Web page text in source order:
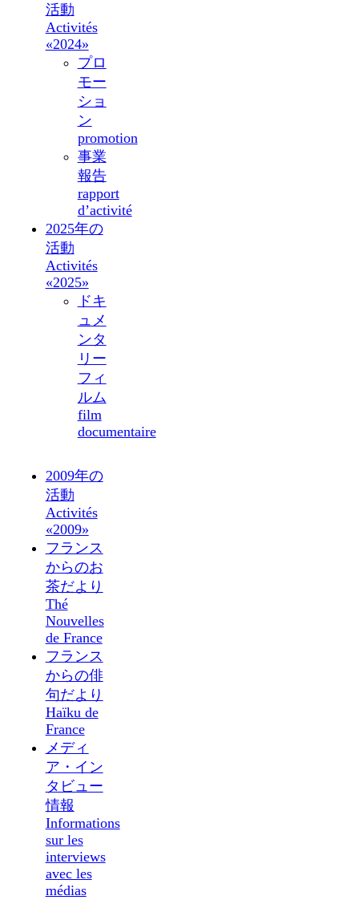
活動
Activités
«2024»
プロ
モー
ショ
ン
promotion
事業
報告
rapport
d’activité
2025年の
活動
Activités
«2025»
ドキ
ュメ
ンタ
リー
フィ
ルム
film
documentaire
2009年の
活動
Activités
«2009»
フランス
からのお
茶だより
Thé
Nouvelles
de France
フランス
からの俳
句だより
Haïku de
France
メディ
ア・イン
タビュー
情報
Informations
sur les
interviews
avec les
médias